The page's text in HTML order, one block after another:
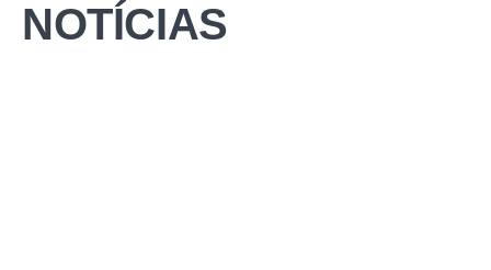
NOTÍCIAS